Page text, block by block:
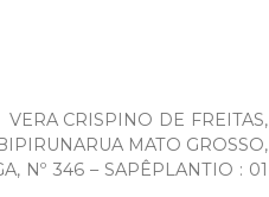
CRISPINO DE FREITAS,
MATO GROSSO,
Nº 346 – SAPÊPLANTIO : 01